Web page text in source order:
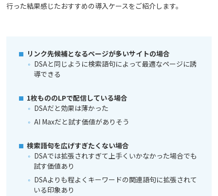
行った結果感じたおすすめの導入ケースをご紹介します。
リンク先候補となるページが多いサイトの場合
DSAと同じように検索語句によって最適なページに誘
導できる
1枚もののLPで配信している場合
DSAだと効果は薄かった
AI Maxだと試す価値がありそう
検索語句を広げすぎたくない場合
DSAでは拡張されすぎて上手くいかなかった場合でも
試す価値あり
DSAよりも程よくキーワードの関連語句に拡張されて
いる印象あり